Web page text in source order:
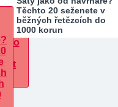
Těchto 20 seženete v
běžných řetězcích do
1000 korun